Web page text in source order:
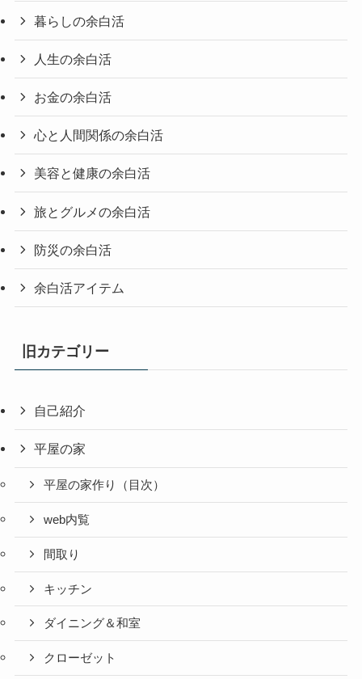
暮らしの余白活
人生の余白活
お金の余白活
心と人間関係の余白活
美容と健康の余白活
旅とグルメの余白活
防災の余白活
余白活アイテム
旧カテゴリー
自己紹介
平屋の家
平屋の家作り（目次）
web内覧
間取り
キッチン
ダイニング＆和室
クローゼット